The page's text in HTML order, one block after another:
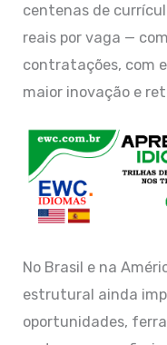
centenas de
reais por vaga —
contratações, com
maior inovação e
No Brasil e na
estrutural ainda
oportunidades,